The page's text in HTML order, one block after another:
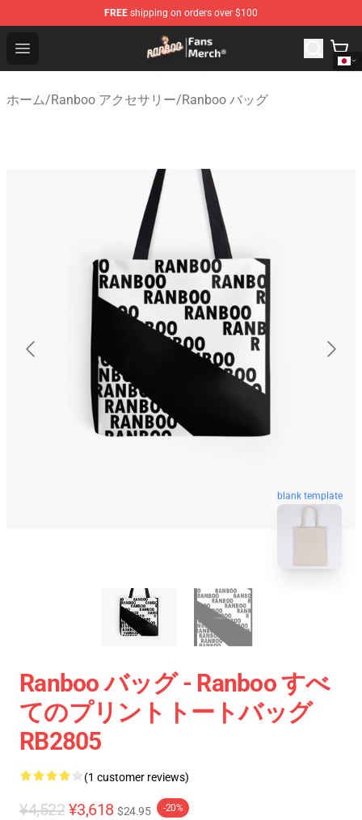
FREE shipping on orders over $100
Open menu
Ranboo Store - Official Ranboo Merchandise Shop
ホーム/Ranboo アクセサリー/Ranboo バッグ
blank template
Ranboo バッグ - Ranboo すべ
てのプリントトートバッグ
RB2805
(1 customer reviews)
¥4,522 ¥3,618 $24.95 -20%